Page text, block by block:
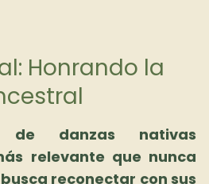
Honrando la
de danzas nativas
relevante que nunca
reconectar con sus